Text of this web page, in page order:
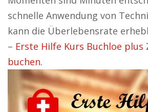
schnelle Anwendung von
kann die Überlebensrate
– Erste Hilfe Kurs Buchloe
buchen.